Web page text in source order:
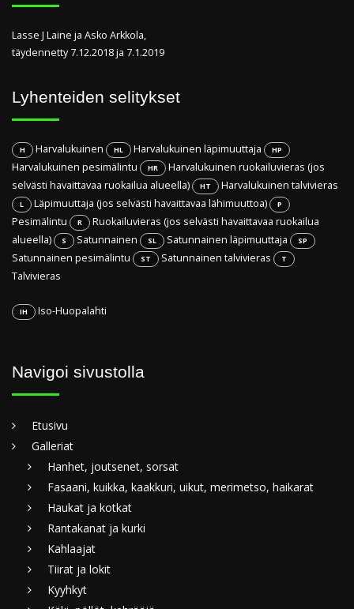
Lasse J Laine ja Asko Arkkola,
täydennetty 7.12.2018 ja 7.1.2019
Lyhenteiden selitykset
H Harvalukuinen HL Harvalukuinen läpimuuttaja HP
Harvalukuinen pesimälintu HR
Harvalukuinen ruokailuvieras (jos
selvästi havaittavaa ruokailua alueella)
HT Harvalukuinen talvivieras
L Läpimuuttaja (jos selvästi havaittavaa lähimuuttoa) P
Pesimälintu R
Ruokailuvieras (jos selvästi havaittavaa ruokailua
alueella)
S Satunnainen SL Satunnainen läpimuuttaja SP
Satunnainen pesimälintu ST Satunnainen talvivieras T
Talvivieras
IH Iso-Huopalahti
Navigoi sivustolla
Etusivu
Galleriat
Hanhet, joutsenet, sorsat
Fasaani, kuikka, kaakkuri, uikut, merimetso, haikarat
Haukat ja kotkat
Rantakanat ja kurki
Kahlaajat
Tiirat ja lokit
Kyyhkyt